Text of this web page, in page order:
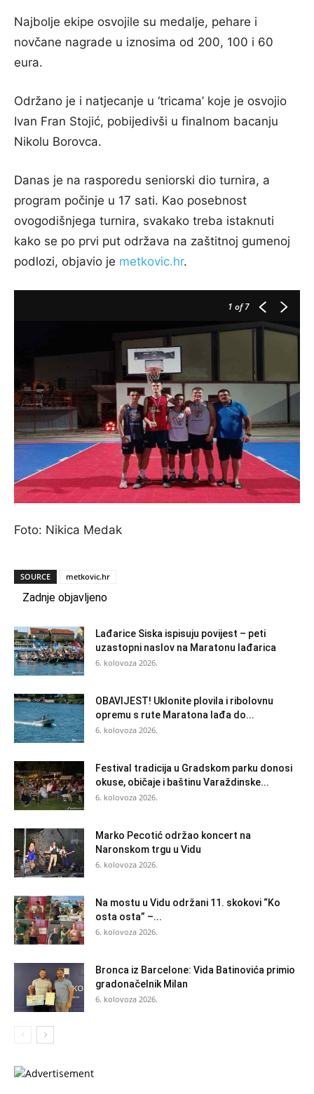
Najbolje ekipe osvojile su medalje, pehare i
novčane nagrade u iznosima od 200, 100 i 60
eura.
Održano je i natjecanje u ‘tricama’ koje je osvojio
Ivan Fran Stojić, pobijedivši u finalnom bacanju
Nikolu Borovca.
Danas je na rasporedu seniorski dio turnira, a
program počinje u 17 sati. Kao posebnost
ovogodišnjega turnira, svakako treba istaknuti
kako se po prvi put održava na zaštitnoj gumenoj
podlozi, objavio je metkovic.hr.
1 of 7
Foto: Nikica Medak
SOURCE metkovic.hr
Zadnje objavljeno
Lađarice Siska ispisuju povijest – peti
uzastopni naslov na Maratonu lađarica
6. kolovoza 2026.
OBAVIJEST! Uklonite plovila i ribolovnu
opremu s rute Maratona lađa do...
6. kolovoza 2026.
Festival tradicija u Gradskom parku donosi
okuse, običaje i baštinu Varaždinske...
6. kolovoza 2026.
Marko Pecotić održao koncert na
Naronskom trgu u Vidu
6. kolovoza 2026.
Na mostu u Vidu održani 11. skokovi “Ko
osta osta” –...
6. kolovoza 2026.
Bronca iz Barcelone: Vida Batinovića primio
gradonačelnik Milan
6. kolovoza 2026.